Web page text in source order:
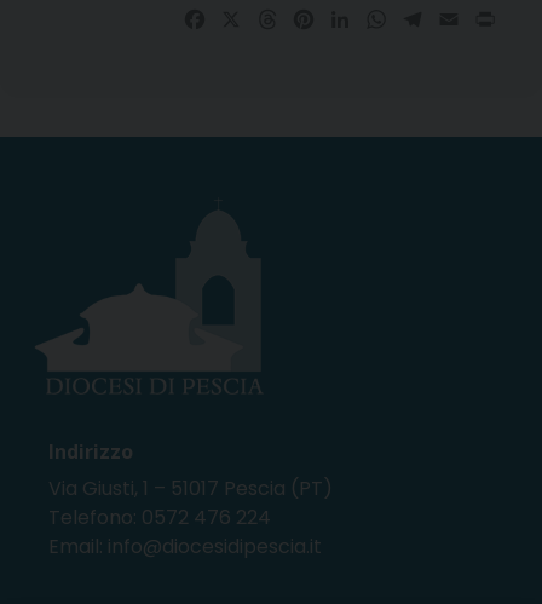
Indirizzo
Via Giusti, 1 – 51017 Pescia (PT)
Telefono: 0572 476 224
Email: info@diocesidipescia.it